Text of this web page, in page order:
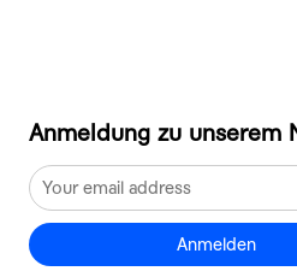
Anmeldung zu unserem
Anmelden